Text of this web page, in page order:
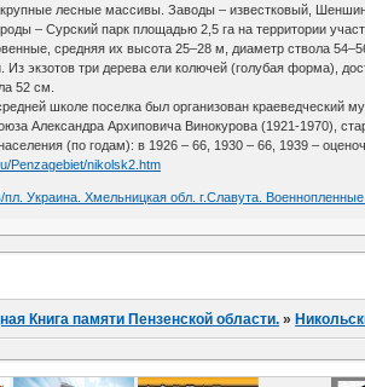
лесные массивы. Заводы – известковый,
– Сурский парк площадью 2,5 га на территории
средняя их высота 25–28 м, диаметр ствола
Из экзотов три дерева ели колючей (голубая форма),
52 см.
школе поселка был организован
Александра Архиповича Винокурова (1921-1970),
(по годам): в 1926 – 66, 1930 – 66, 1939 –
Penzagebiet/nikolsk2.htm
пл. Украина. Хмельницкая обл. г.Славута. Военнопленные.
Книга памяти Пензенской области. »